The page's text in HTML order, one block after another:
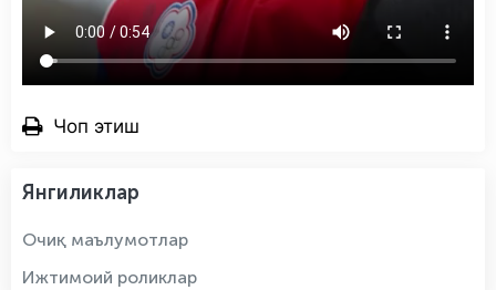
Чоп этиш
Янгиликлар
Очиқ маълумотлар
Ижтимоий роликлар